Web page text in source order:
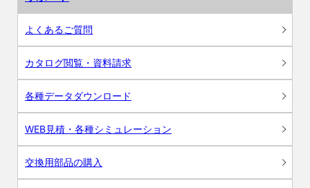
よくあるご質問
カタログ閲覧・資料請求
各種データダウンロード
WEB見積・各種シミュレーション
交換用部品の購入